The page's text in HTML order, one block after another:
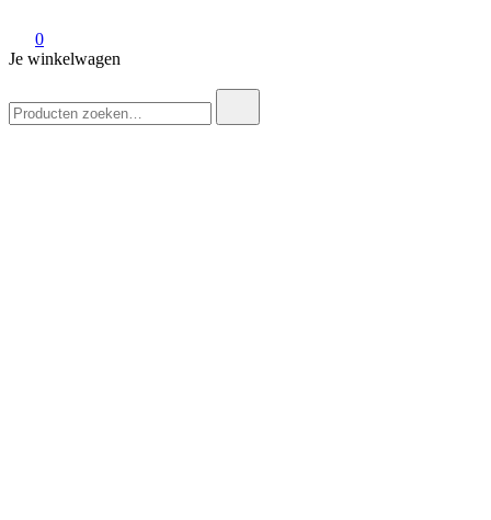
0
Je winkelwagen
naar: